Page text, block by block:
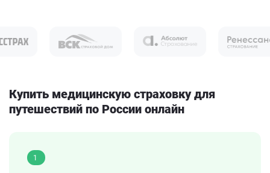
Купить медицинскую страховку для
путешествий по России онлайн
1